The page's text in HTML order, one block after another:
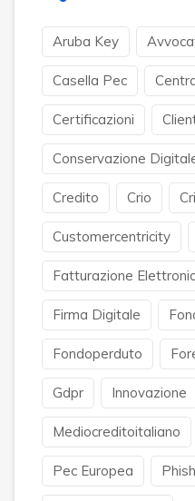
Aruba Key
Casella Pec
Certificazioni
Conservazione
Credito Crio
Customercentricity
Fatturazione
Firma Digitale
Fondoperduto
Gdpr Innovazione
Mediocreditoitaliano
Pec Europea